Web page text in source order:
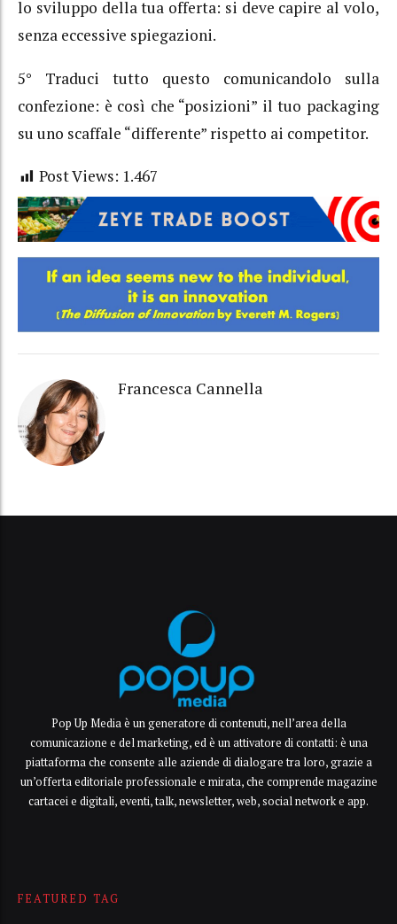
lo sviluppo della tua offerta: si deve capire al volo,
senza eccessive spiegazioni.
5° Traduci tutto questo comunicandolo sulla
confezione: è così che “posizioni” il tuo packaging
su uno scaffale “differente” rispetto ai competitor.
Post Views: 1.467
Francesca Cannella
Pop Up Media è un generatore di contenuti, nell’area della
comunicazione e del marketing, ed è un attivatore di contatti: è una
piattaforma che consente alle aziende di dialogare tra loro, grazie a
un’offerta editoriale professionale e mirata, che comprende magazine
cartacei e digitali, eventi, talk, newsletter, web, social network e app.
FEATURED TAG